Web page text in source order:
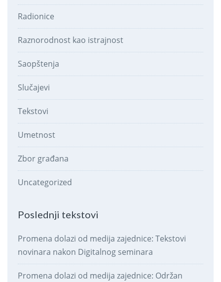
Radionice
Raznorodnost kao istrajnost
Saopštenja
Slučajevi
Tekstovi
Umetnost
Zbor građana
Uncategorized
Poslednji tekstovi
Promena dolazi od medija zajednice: Tekstovi
novinara nakon Digitalnog seminara
Promena dolazi od medija zajednice: Održan